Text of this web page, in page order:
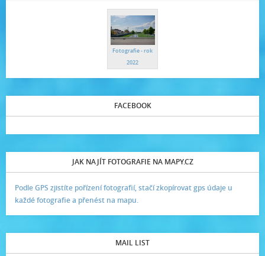
Fotografie - rok
2022
FACEBOOK
JAK NAJÍT FOTOGRAFIE NA MAPY.CZ
Podle GPS zjistíte pořízení fotografií, stačí zkopírovat gps údaje u
každé fotografie a přenést na mapu.
MAIL LIST